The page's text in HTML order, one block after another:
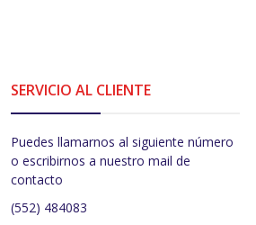
SERVICIO AL CLIENTE
Puedes llamarnos al siguiente número
o escribirnos a nuestro mail de
contacto
(552) 484083